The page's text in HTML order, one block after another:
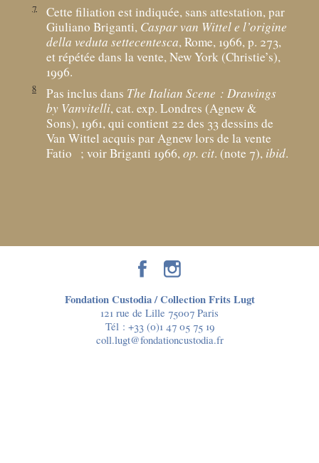
7
Cette filiation est indiquée, sans attestation, par
Giuliano Briganti, Caspar van Wittel e l’origine
della veduta settecentesca, Rome, 1966, p. 273,
et répétée dans la vente, New York (Christie’s),
1996.
8 Pas inclus dans The Italian Scene : Drawings
by Vanvitelli, cat. exp. Londres (Agnew &
Sons), 1961, qui contient 22 des 33 dessins de
Van Wittel acquis par Agnew lors de la vente
Fatio
; voir Briganti 1966,op. cit. (note 7), ibid.
Fondation Custodia / Collection Frits Lugt
121 rue de Lille 75007 Paris
Tél : +33 (0)1 47 05 75 19
coll.lugt@fondationcustodia.fr